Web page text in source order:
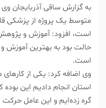
به گزارش ساقی آذربایجان وی
متوسط یک پروژه از پزشکی
است، افزود: آموزش و پژوهش
حالت بود به بهترین
است.
وی اضافه کرد: یکی از
استان انجام دادیم این بوده
گره زده‌ایم و این عامل